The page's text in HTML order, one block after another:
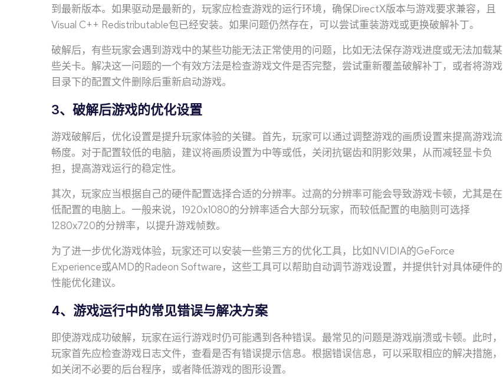
到最新版本。如果驱动是最新的，玩家应检查游戏的运行环境，确保DirectX版本与游戏要求兼容，且
Visual C++ Redistributable包已经安装。如果问题仍然存在，可以尝试重装游戏或更换破解补丁。
破解后，有些玩家会遇到游戏中的某些功能无法正常使用的问题，比如无法保存游戏进度或无法加载某
些关卡。解决这一问题的一个有效方法是检查游戏文件是否完整，尝试重新覆盖破解补丁，或者将游戏
目录下的配置文件删除后重新启动游戏。
3、破解后游戏的优化设置
游戏破解后，优化设置是提升玩家体验的关键。首先，玩家可以通过调整游戏的画质设置来提高游戏流
畅度。对于配置较低的电脑，建议将画质设置为中等或低，关闭抗锯齿和阴影效果，从而减轻显卡负
担，提高游戏运行的稳定性。
其次，玩家应当根据自己的硬件配置选择合适的分辨率。过高的分辨率可能会导致游戏卡顿，尤其是在
低配置的电脑上。一般来说，1920x1080的分辨率适合大部分玩家，而较低配置的电脑则可选择
1280x720的分辨率，以提升游戏帧数。
为了进一步优化游戏体验，玩家还可以安装一些第三方的优化工具，比如NVIDIA的GeForce
Experience或AMD的Radeon Software，这些工具可以帮助自动调节游戏设置，并提供针对具体硬件的
性能优化建议。
4、游戏运行中的常见错误与解决方案
即使游戏成功破解，玩家在运行游戏时仍可能遇到各种错误。最常见的问题是游戏崩溃或卡顿。此时，
玩家首先应检查游戏日志文件，查看是否有错误提示信息。根据错误信息，可以采取相应的解决措施，
如关闭不必要的后台程序，或者降低游戏的图形设置。